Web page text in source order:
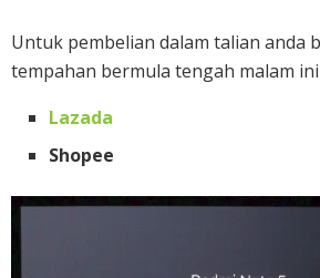
Untuk pembelian dalam talian anda
tempahan bermula tengah malam
Lazada
Shopee